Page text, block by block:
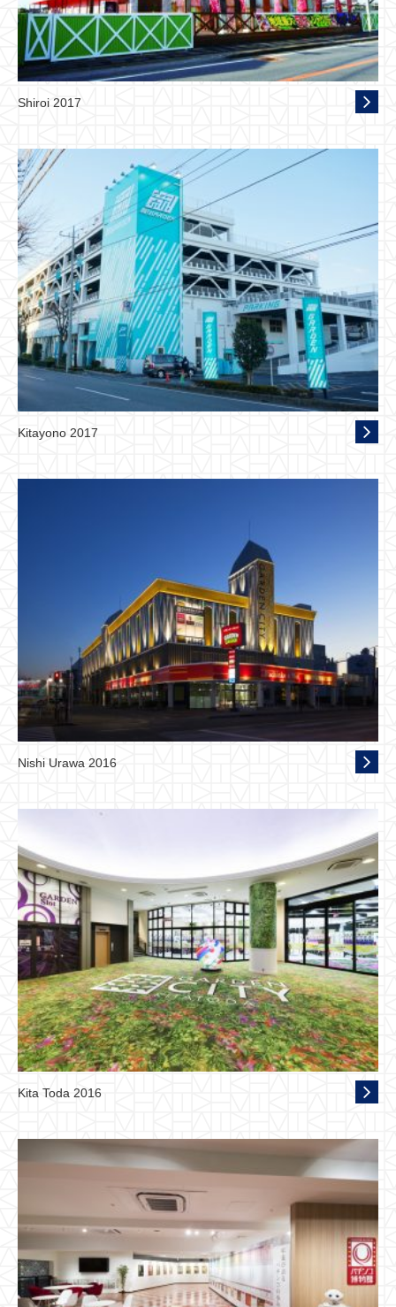
Shiroi 2017
Kitayono 2017
Nishi Urawa 2016
Kita Toda 2016